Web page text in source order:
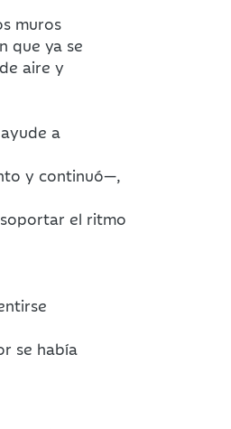
muros
que ya se
aire y
a
y continuó—,
el ritmo
se había